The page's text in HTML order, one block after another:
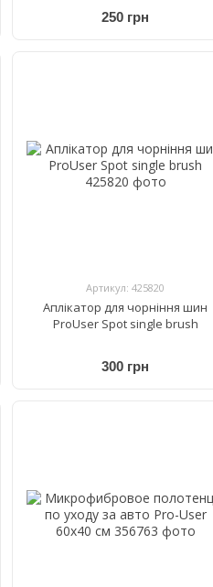
250 грн
Артикул: 425820
Аплікатор для чорніння шин
ProUser Spot single brush
300 грн